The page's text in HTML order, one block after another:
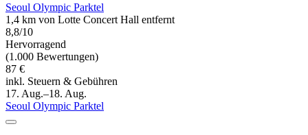
Seoul Olympic Parktel
1,4 km von Lotte Concert Hall entfernt
8,8/10
Hervorragend
(1.000 Bewertungen)
87 €
inkl. Steuern & Gebühren
17. Aug.–18. Aug.
Seoul Olympic Parktel